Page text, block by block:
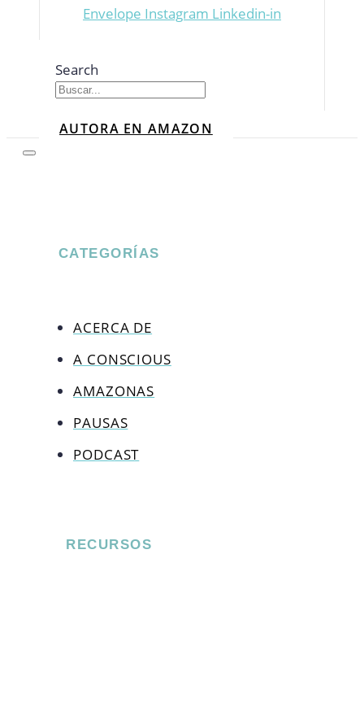
Envelope Instagram Linkedin-in
Search
AUTORA EN AMAZON
CATEGORÍAS
ACERCA DE
A CONSCIOUS
AMAZONAS
PAUSAS
PODCAST
RECURSOS